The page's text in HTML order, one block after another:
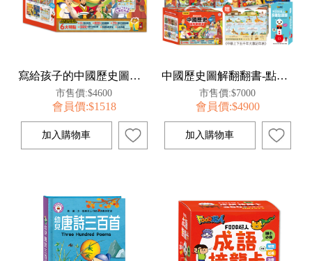
寫給孩子的中國歷史圖解翻翻書(全套10冊)
市售價:$4600
會員價:$1518
中國歷史圖解翻翻書-點讀套組
市售價:$7000
會員價:$4900